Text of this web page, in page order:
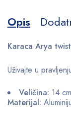
Opis
Karaca Arya
Uživajte u
Veličina: 14 cm
Materijal: